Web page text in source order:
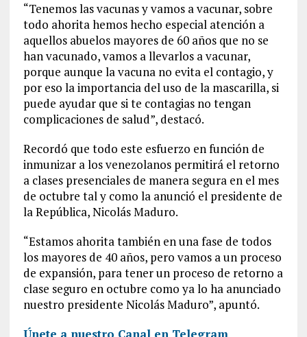
“Tenemos las vacunas y vamos a vacunar, sobre
todo ahorita hemos hecho especial atención a
aquellos abuelos mayores de 60 años que no se
han vacunado, vamos a llevarlos a vacunar,
porque aunque la vacuna no evita el contagio, y
por eso la importancia del uso de la mascarilla, si
puede ayudar que si te contagias no tengan
complicaciones de salud”, destacó.
Recordó que todo este esfuerzo en función de
inmunizar a los venezolanos permitirá el retorno
a clases presenciales de manera segura en el mes
de octubre tal y como la anunció el presidente de
la República, Nicolás Maduro.
“Estamos ahorita también en una fase de todos
los mayores de 40 años, pero vamos a un proceso
de expansión, para tener un proceso de retorno a
clase seguro en octubre como ya lo ha anunciado
nuestro presidente Nicolás Maduro”, apuntó.